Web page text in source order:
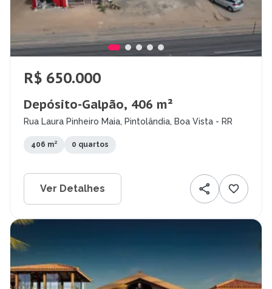
R$ 650.000
Depósito-Galpão, 406 m²
Rua Laura Pinheiro Maia, Pintolândia, Boa Vista - RR
406 m² 0 quartos
Ver Detalhes